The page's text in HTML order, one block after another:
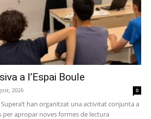
a l’Espai Boule
2026 0
Supera’t han organitzat una activitat conjunta a
per apropar noves formes de lectura